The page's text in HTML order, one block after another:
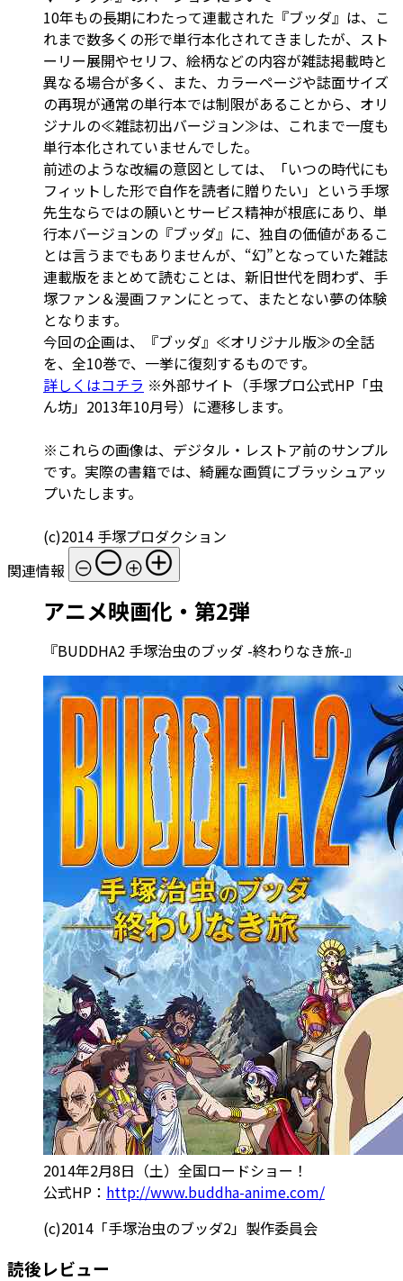
10年もの長期にわたって連載された『ブッダ』は、こ
れまで数多くの形で単行本化されてきましたが、スト
ーリー展開やセリフ、絵柄などの内容が雑誌掲載時と
異なる場合が多く、また、カラーページや誌面サイズ
の再現が通常の単行本では制限があることから、オリ
ジナルの≪雑誌初出バージョン≫は、これまで一度も
単行本化されていませんでした。
前述のような改編の意図としては、「いつの時代にも
フィットした形で自作を読者に贈りたい」という手塚
先生ならではの願いとサービス精神が根底にあり、単
行本バージョンの『ブッダ』に、独自の価値があるこ
とは言うまでもありませんが、“幻”となっていた雑誌
連載版をまとめて読むことは、新旧世代を問わず、手
塚ファン＆漫画ファンにとって、またとない夢の体験
となります。
今回の企画は、『ブッダ』≪オリジナル版≫の全話
を、全10巻で、一挙に復刻するものです。
詳しくはコチラ ※外部サイト（手塚プロ公式HP「虫
ん坊」2013年10月号）に遷移します。
※これらの画像は、デジタル・レストア前のサンプル
です。実際の書籍では、綺麗な画質にブラッシュアッ
プいたします。
(c)2014 手塚プロダクション
関連情報
アニメ映画化・第2弾
『BUDDHA2 手塚治虫のブッダ -終わりなき旅-』
2014年2月8日（土）全国ロードショー！
公式HP： http://www.buddha-anime.com/
(c)2014「手塚治虫のブッダ2」製作委員会
読後レビュー